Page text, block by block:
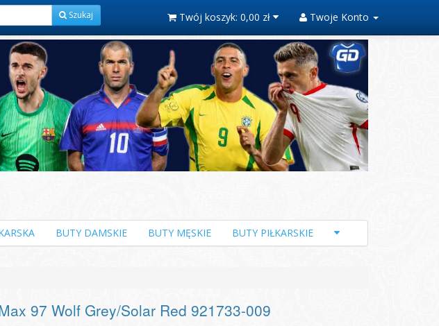
Szukaj Twój koszyk: 0,00 zł Twoje Konto
BUTY DAMSKIE BUTY MĘSKIE BUTY PIŁKARSKIE
97 Wolf Grey/Solar Red 921733-009